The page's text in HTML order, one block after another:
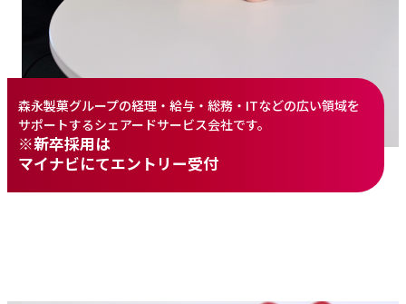
森永製菓グループの経理・給与・総務・ITなどの広い領域を
サポートするシェアードサービス会社です。
※新卒採用は
マイナビにてエントリー受付